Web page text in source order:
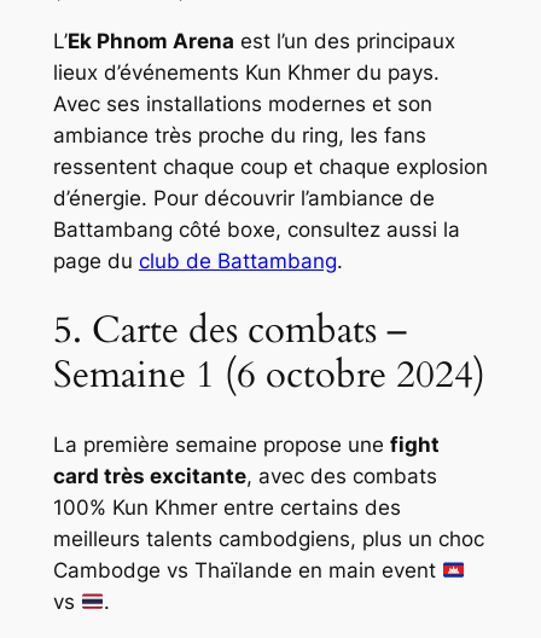
L’Ek Phnom Arena est l’un des principaux
lieux d’événements Kun Khmer du pays.
Avec ses installations modernes et son
ambiance très proche du ring, les fans
ressentent chaque coup et chaque explosion
d’énergie. Pour découvrir l’ambiance de
Battambang côté boxe, consultez aussi la
page du club de Battambang.
5. Carte des combats –
Semaine 1 (6 octobre 2024)
La première semaine propose une fight
card très excitante, avec des combats
100% Kun Khmer entre certains des
meilleurs talents cambodgiens, plus un choc
Cambodge vs Thaïlande en main event
vs
.